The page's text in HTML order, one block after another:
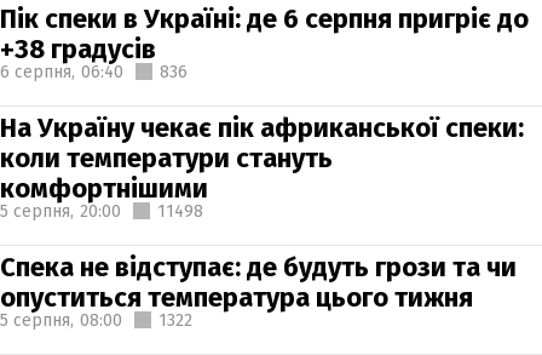
Пік спеки в Україні: де 6 серпня пригріє до
+38 градусів
6 серпня, 06:40 836
На Україну чекає пік африканської спеки:
коли температури стануть
комфортнішими
5 серпня, 20:00 11498
Спека не відступає: де будуть грози та чи
опуститься температура цього тижня
5 серпня, 08:00 1322